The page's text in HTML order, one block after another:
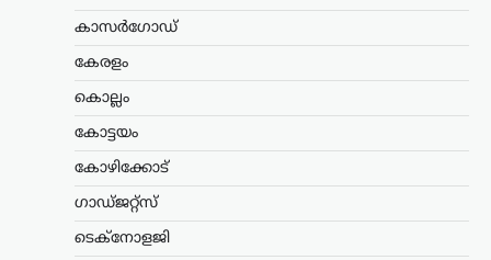
കാസർഗോഡ്
കേരളം
കൊല്ലം
കോട്ടയം
കോഴിക്കോട്
ഗാഡ്ജറ്റ്സ്
ടെക്നോളജി
വാഹനം
റോയല്‍ എന്‍ഫീല്‍ഡിന്റെ
പുതിയ ഹിമാലയന്‍ 440
പ്രമുഖ ഇരുചക്ര വാഹന
നിര്‍മാതാക്കളായ റോയല്‍ എന്‍ഫീല്‍ഡ്
പുതിയ അഡ്വഞ്ചര്‍
മോട്ടോര്‍സൈക്കിളായ ഹിമാലയന്‍ 440